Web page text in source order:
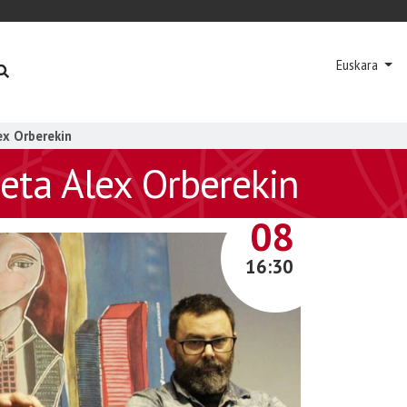
Euskara
Orberekin
Alex Orberekin
APIRILA
08
16:30